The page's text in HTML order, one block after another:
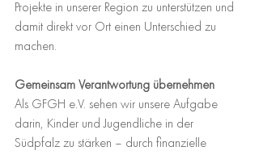
Projekte in unserer Region zu unterstützen und
damit direkt vor Ort einen Unterschied zu
machen.
Gemeinsam Verantwortung übernehmen
Als GFGH e.V. sehen wir unsere Aufgabe
darin, Kinder und Jugendliche in der
Südpfalz zu stärken – durch finanzielle